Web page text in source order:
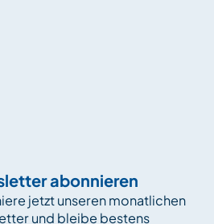
abonnieren
jetzt unseren monatlichen
und bleibe bestens